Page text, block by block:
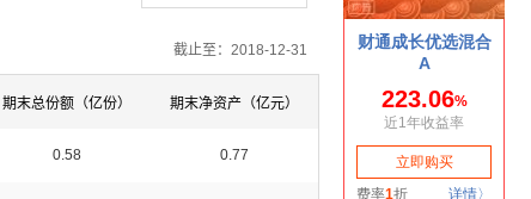
截止至：2018-12-31
期末总份额（亿份） 期末净资产（亿元）
0.58 0.77